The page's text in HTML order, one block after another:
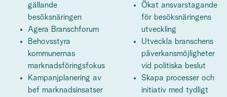
gällande
besöksnäringen
Agera Branschforum
Behovsstyra
kommunernas
marknadsföringsfokus
Kampanjplanering av
bef marknadsinsatser
Ökat ansvarstagande
för besöksnäringens
utveckling
Utveckla branschens
påverkansmöjligheter
vid politiska beslut
Skapa processer och
initiativ med tydligt